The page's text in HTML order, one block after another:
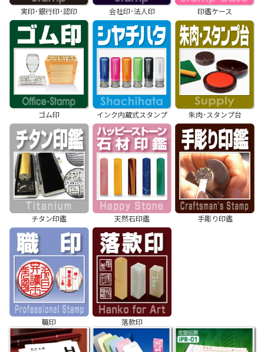
実印･銀行印･認印 会社印･法人印 印鑑ケース
ゴム印 インク内蔵式スタンプ 朱肉･スタンプ台
チタン印鑑 天然石印鑑 手彫り印鑑
職印 落款印